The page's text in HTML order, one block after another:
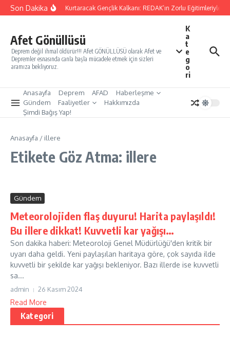
İçeriğe atla
Son DakikaYarınları Kurtaracak Gençlik Kalkanı: REDAK’ın Zorlu Eğitimleriyle
Afet Gönüllüsü
Deprem değil ihmal öldürür!!! Afet GÖNÜLLÜSÜ olarak Afet ve
Depremler esnasında canla başla mücadele etmek için sizleri
aramıza bekliyoruz.
K
a
t
e
g
o
ri
Anasayfa Deprem AFAD
Haberleşme
Gündem
Faaliyetler
Hakkımızda
Şimdi Bağış Yap!
Anasayfa / illere
Etikete Göz Atma: illere
Gündem
Meteorolojiden flaş duyuru! Harita paylaşıldı!
Bu illere dikkat! Kuvvetli kar yağışı…
Son dakika haberi: Meteoroloji Genel Müdürlüğü'den kritik bir
uyarı daha geldi. Yeni paylaşılan haritaya göre, çok sayıda ilde
kuvvetli bir şekilde kar yağışı bekleniyor. Bazı illerde ise kuvvetli
sa...
admin 26 Kasım 2024
Read More
Kategori